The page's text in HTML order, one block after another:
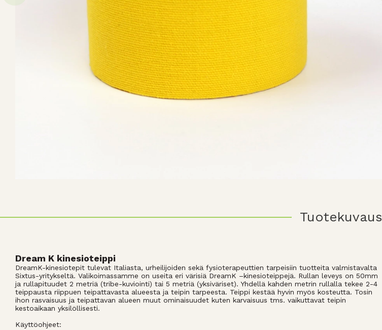
Tuotekuvaus
Dream K kinesioteippi
DreamK-kinesiotepit tulevat Italiasta, urheilijoiden sekä fysioterapeuttien tarpeisiin tuotteita valmistavalta
Sixtus-yritykseltä. Valikoimassamme on useita eri värisiä DreamK –kinesioteippejä. Rullan leveys on 50mm
ja rullapituudet 2 metriä (tribe-kuviointi) tai 5 metriä (yksiväriset). Yhdellä kahden metrin rullalla tekee 2-4
teippausta riippuen teipattavasta alueesta ja teipin tarpeesta. Teippi kestää hyvin myös kosteutta. Tosin
ihon rasvaisuus ja teipattavan alueen muut ominaisuudet kuten karvaisuus tms. vaikuttavat teipin
kestoaikaan yksilöllisesti.
Käyttöohjeet: